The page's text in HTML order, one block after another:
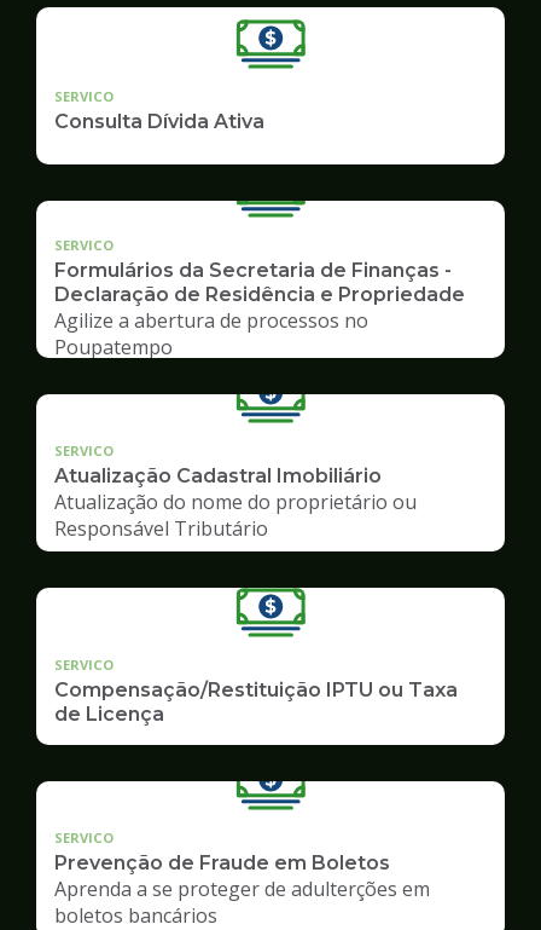
SERVICO
Consulta Dívida Ativa
SERVICO
Formulários da Secretaria de Finanças -
Declaração de Residência e Propriedade
Agilize a abertura de processos no
Poupatempo
SERVICO
Atualização Cadastral Imobiliário
Atualização do nome do proprietário ou
Responsável Tributário
SERVICO
Compensação/Restituição IPTU ou Taxa
de Licença
SERVICO
Prevenção de Fraude em Boletos
Aprenda a se proteger de adulterções em
boletos bancários